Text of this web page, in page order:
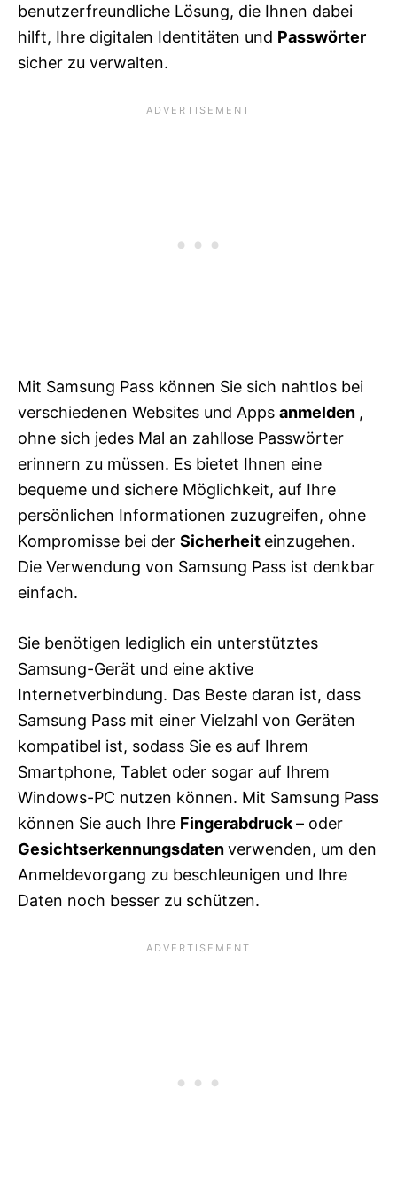
benutzerfreundliche Lösung, die Ihnen dabei
hilft, Ihre digitalen Identitäten und Passwörter
sicher zu verwalten.
Mit Samsung Pass können Sie sich nahtlos bei
verschiedenen Websites und Apps anmelden ,
ohne sich jedes Mal an zahllose Passwörter
erinnern zu müssen. Es bietet Ihnen eine
bequeme und sichere Möglichkeit, auf Ihre
persönlichen Informationen zuzugreifen, ohne
Kompromisse bei der Sicherheit einzugehen.
Die Verwendung von Samsung Pass ist denkbar
einfach.
Sie benötigen lediglich ein unterstütztes
Samsung-Gerät und eine aktive
Internetverbindung. Das Beste daran ist, dass
Samsung Pass mit einer Vielzahl von Geräten
kompatibel ist, sodass Sie es auf Ihrem
Smartphone, Tablet oder sogar auf Ihrem
Windows-PC nutzen können. Mit Samsung Pass
können Sie auch Ihre Fingerabdruck– oder
Gesichtserkennungsdatenverwenden, um den
Anmeldevorgang zu beschleunigen und Ihre
Daten noch besser zu schützen.